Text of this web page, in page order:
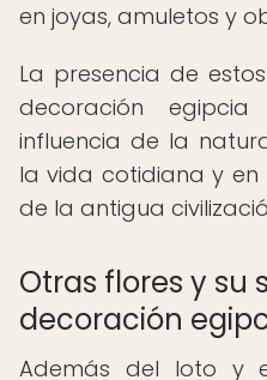
en joyas, amuletos y
La presencia de
decoración
influencia de la
la vida cotidiana y en
de la antigua
Otras flores y su
decoración
Además del loto y